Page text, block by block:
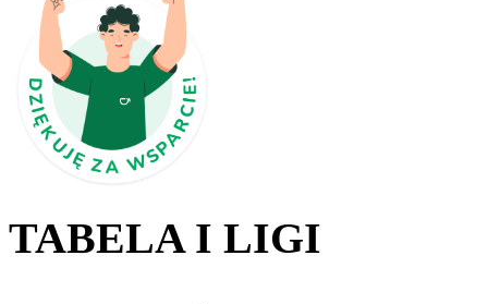
TABELA I LIGI